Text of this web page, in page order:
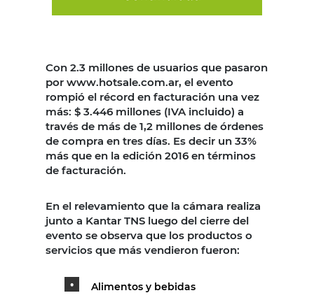
Con 2.3 millones de usuarios que pasaron
por www.hotsale.com.ar, el evento
rompió el récord en facturación una vez
más: $ 3.446 millones (IVA incluido) a
través de más de 1,2 millones de órdenes
de compra en tres días. Es decir un 33%
más que en la edición 2016 en términos
de facturación.
En el relevamiento que la cámara realiza
junto a Kantar TNS luego del cierre del
evento se observa que los productos o
servicios que más vendieron fueron:
Alimentos y bebidas